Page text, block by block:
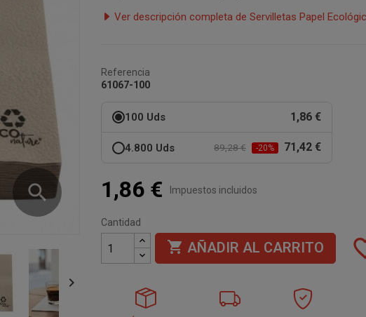
search

Ver descripción completa de Servilletas Papel
Referencia
61067-100
100 Uds 1,86 €
4.800 Uds 89,28 € -20% 71,42 €
1,86 € Impuestos incluidos
Cantidad
 AÑADIR AL CARRITO